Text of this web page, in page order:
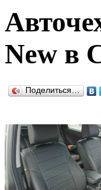
New в
Поделиться…